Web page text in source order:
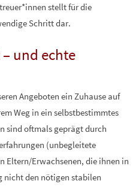
stellt für die
Schritt dar.
und echte
Angeboten ein Zuhause auf
Weg in ein selbstbestimmtes
sind oftmals geprägt durch
(unbegleitete
Eltern/Erwachsenen, die ihnen in
nicht den nötigen stabilen